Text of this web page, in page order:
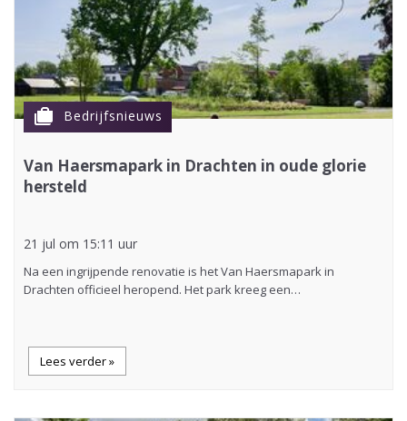
cases Bedrijfsnieuws
Van Haersmapark in Drachten in oude glorie
hersteld
21 jul om 15:11 uur
Na een ingrijpende renovatie is het Van Haersmapark in
Drachten officieel heropend. Het park kreeg een…
Lees verder »